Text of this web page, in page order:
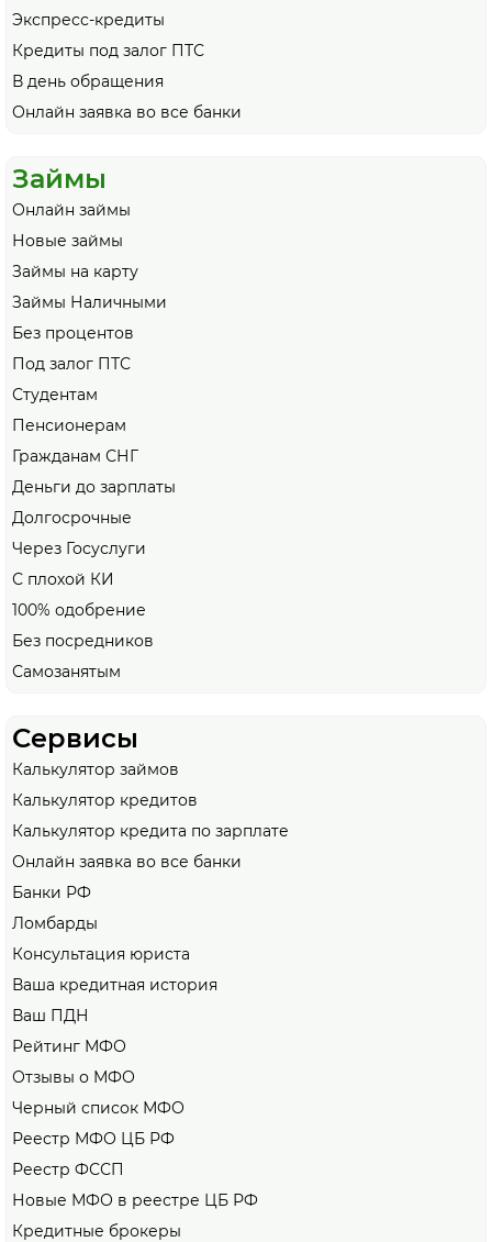
Экспресс-кредиты
Кредиты под залог ПТС
В день обращения
Онлайн заявка во все банки
Займы
Онлайн займы
Новые займы
Займы на карту
Займы Наличными
Без процентов
Под залог ПТС
Студентам
Пенсионерам
Гражданам СНГ
Деньги до зарплаты
Долгосрочные
Через Госуслуги
С плохой КИ
100% одобрение
Без посредников
Самозанятым
Сервисы
Калькулятор займов
Калькулятор кредитов
Калькулятор кредита по зарплате
Онлайн заявка во все банки
Банки РФ
Ломбарды
Консультация юриста
Ваша кредитная история
Ваш ПДН
Рейтинг МФО
Отзывы о МФО
Черный список МФО
Реестр МФО ЦБ РФ
Реестр ФССП
Новые МФО в реестре ЦБ РФ
Кредитные брокеры